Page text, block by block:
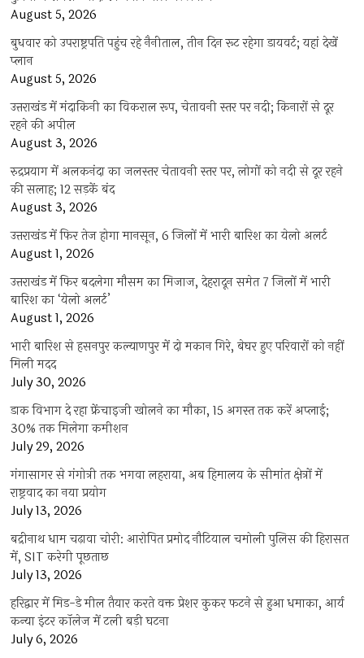
August 5, 2026
बुधवार को उपराष्ट्रपति पहुंच रहे नैनीताल, तीन दिन रूट रहेगा डायवर्ट; यहां देखें
प्‍लान
August 5, 2026
उत्तराखंड में मंदाकिनी का विकराल रूप, चेतावनी स्तर पर नदी; किनारों से दूर
रहने की अपील
August 3, 2026
रुद्रप्रयाग में अलकनंदा का जलस्तर चेतावनी स्तर पर, लोगों को नदी से दूर रहने
की सलाह; 12 सड़कें बंद
August 3, 2026
उत्तराखंड में फिर तेज होगा मानसून, 6 जिलों में भारी बारिश का येलो अलर्ट
August 1, 2026
उत्तराखंड में फिर बदलेगा मौसम का मिजाज, देहरादून समेत 7 जिलों में भारी
बारिश का ‘येलो अलर्ट’
August 1, 2026
भारी बारिश से हसनपुर कल्याणपुर में दो मकान गिरे, बेघर हुए परिवारों को नहीं
मिली मदद
July 30, 2026
डाक विभाग दे रहा फ्रेंचाइजी खोलने का मौका, 15 अगस्त तक करें अप्लाई;
30% तक मिलेगा कमीशन
July 29, 2026
गंगासागर से गंगोत्री तक भगवा लहराया, अब हिमालय के सीमांत क्षेत्रों में
राष्ट्रवाद का नया प्रयोग
July 13, 2026
बद्रीनाथ धाम चढ़ावा चोरी: आरोपित प्रमोद नौटियाल चमोली पुलिस की हिरासत
में, SIT करेगी पूछताछ
July 13, 2026
हरिद्वार में मिड-डे मील तैयार करते वक्त प्रेशर कुकर फटने से हुआ धमाका, आर्य
कन्या इंटर कॉलेज में टली बड़ी घटना
July 6, 2026